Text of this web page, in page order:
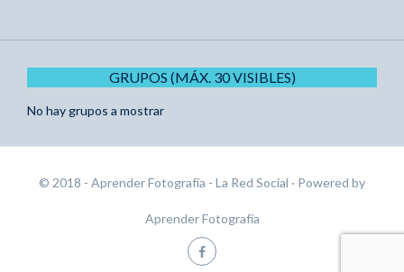
GRUPOS (MÁX. 30 VISIBLES)
No hay grupos a mostrar
© 2018 - Aprender Fotografía - La Red Social · Powered by
Aprender Fotografía